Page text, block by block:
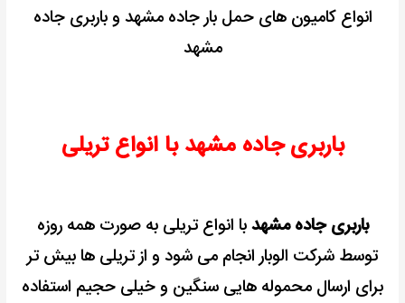
انواع کامیون های حمل بار جاده مشهد و باربری جاده
مشهد
باربری جاده مشهد با انواع تریلی
باربری جاده مشهدبا انواع تریلی به صورت همه روزه
توسط شرکت الوبار انجام می شود و از تریلی ها بیش تر
برای ارسال محموله هایی سنگین و خیلی حجیم استفاده